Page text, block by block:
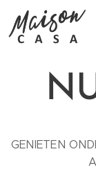
GENIETEN